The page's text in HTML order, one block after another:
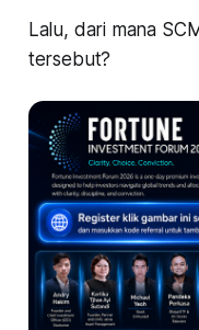
Lalu, dari mana
tersebut?